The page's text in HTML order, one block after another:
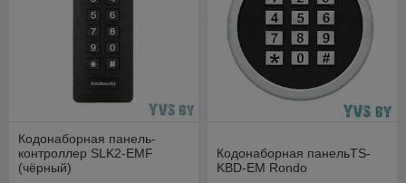
Кодонаборная панель-
контроллер SLK2-EMF
(чёрный)
Кодонаборная панельTS-
KBD-EM Rondo